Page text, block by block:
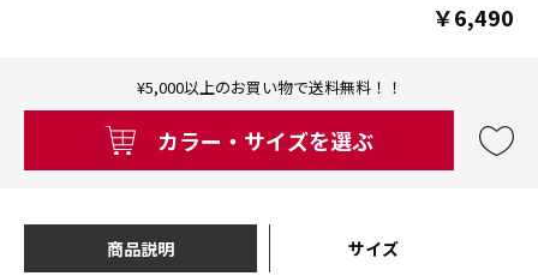
￥6,490
¥5,000以上のお買い物で送料無料！！
カラー・サイズを選ぶ
商品説明 サイズ